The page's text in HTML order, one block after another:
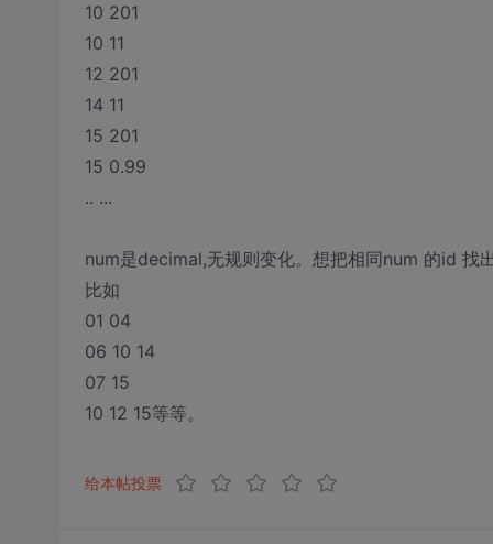
10 201
10 11
12 201
14 11
15 201
15 0.99
.. ...
num是decimal,无规则变化。想把相同num 的id 找
比如
01 04
06 10 14
07 15
10 12 15等等。
给本帖投票